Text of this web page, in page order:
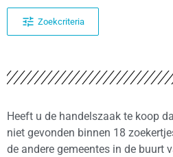
Zoekcriteria
Heeft u de handelszaak te koop
niet gevonden binnen 18
de andere gemeentes in de buurt